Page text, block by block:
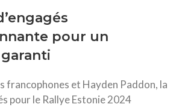
pour un
francophones et Hayden Paddon, la
pour le Rallye Estonie 2024